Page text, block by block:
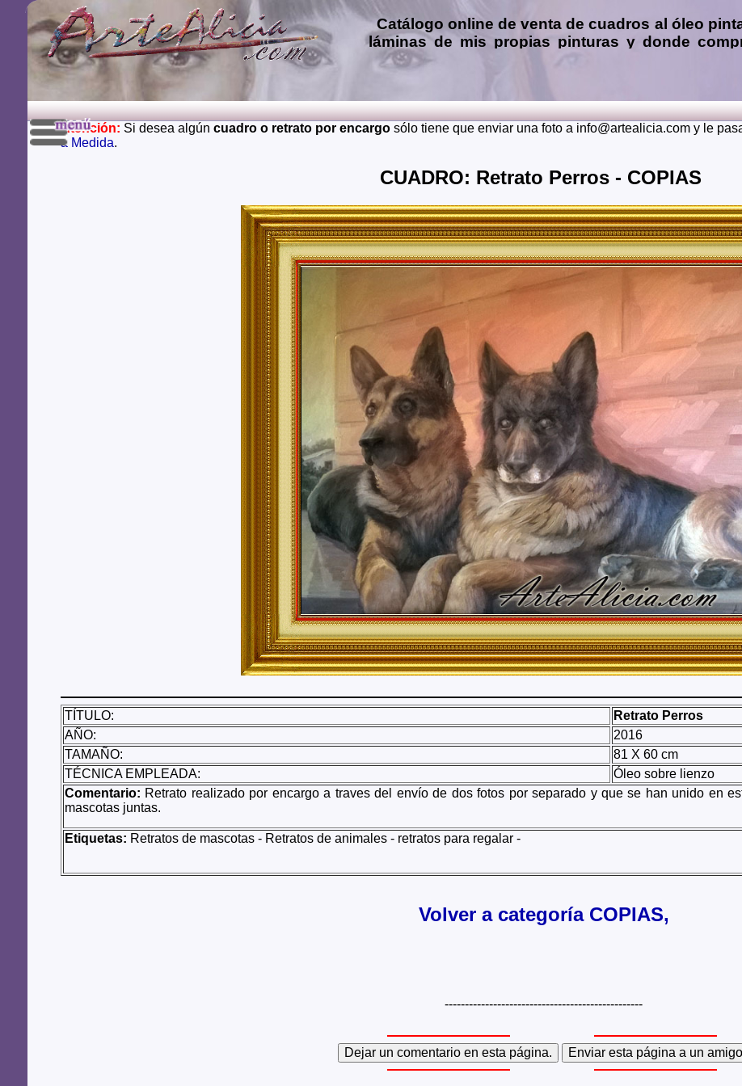
Catálogo online deventa de cuadros al óleo
láminas de mis propias pinturas y donde
Encargar
encargos de
Envios a toda España: Alava, Albacete, Alicante, Almeria,
Murcia, Navarra, Orense, Palencia, Las Palmas, Pontevedra,
Soria, Tarragona, Teruel, Toledo, Valencia, Valladolid, Vizcaya,
Japon, Alemania, Gran Bretaña, Francia, Argentina, Italia...
Le
Atención: Si desea algún cuadro o retrato por encargo sólo tiene que enviar una foto a info@artealicia.com y le
a Medida.
CUADRO: Retrato Perros - COPIAS
TÍTULO:
Retrato Perros
AÑO:
2016
TAMAÑO:
81 X 60 cm
TÉCNICA EMPLEADA:
Óleo sobre lienzo
Comentario: Retrato realizado por encargo a traves del envío de dos fotos por separado y que se han unido en
mascotas juntas.
Etiquetas: Retratos de mascotas - Retratos de animales - retratos para regalar -
Volver a categoría COPIAS,
-------------------------------------------------